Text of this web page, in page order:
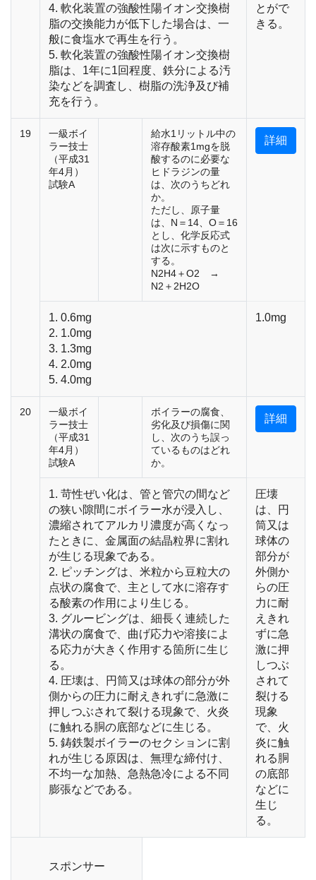
4. 軟化装置の強酸性陽イオン交換樹
脂の交換能力が低下した場合は、一
般に食塩水で再生を行う。
5. 軟化装置の強酸性陽イオン交換樹
脂は、1年に1回程度、鉄分による汚
染などを調査し、樹脂の洗浄及び補
充を行う。
とがで
きる。
19
一級ボイ
ラー技士
（平成31
年4月）
試験A
給水1リットル中の
溶存酸素1mgを脱
酸するのに必要な
ヒドラジンの量
は、次のうちどれ
か。
ただし、原子量
は、N＝14、O＝16
とし、化学反応式
は次に示すものと
する。
N2H4＋O2 →
N2＋2H2O
詳細
1. 0.6mg
2. 1.0mg
3. 1.3mg
4. 2.0mg
5. 4.0mg
1.0mg
20
一級ボイ
ラー技士
（平成31
年4月）
試験A
ボイラーの腐食、
劣化及び損傷に関
し、次のうち誤っ
ているものはどれ
か。
詳細
1. 苛性ぜい化は、管と管穴の間など
の狭い隙間にボイラー水が浸入し、
濃縮されてアルカリ濃度が高くなっ
たときに、金属面の結晶粒界に割れ
が生じる現象である。
2. ピッチングは、米粒から豆粒大の
点状の腐食で、主として水に溶存す
る酸素の作用により生じる。
3. グルービングは、細長く連続した
溝状の腐食で、曲げ応力や溶接によ
る応力が大きく作用する箇所に生じ
る。
4. 圧壊は、円筒又は球体の部分が外
側からの圧力に耐えきれずに急激に
押しつぶされて裂ける現象で、火炎
に触れる胴の底部などに生じる。
5. 鋳鉄製ボイラーのセクションに割
れが生じる原因は、無理な締付け、
不均一な加熱、急熱急冷による不同
膨張などである。
圧壊
は、円
筒又は
球体の
部分が
外側か
らの圧
力に耐
えきれ
ずに急
激に押
しつぶ
されて
裂ける
現象
で、火
炎に触
れる胴
の底部
などに
生じ
る。
スポンサー